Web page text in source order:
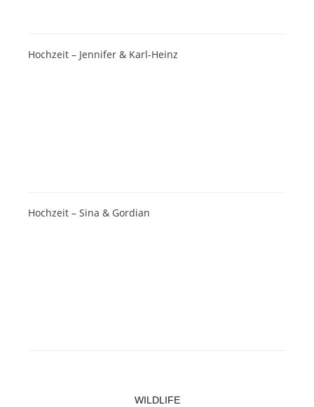
Hochzeit – Jennifer & Karl-Heinz
Hochzeit – Sina & Gordian
WILDLIFE